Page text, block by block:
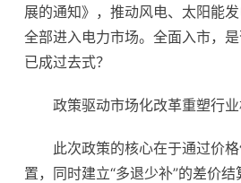
展的通知》，推动风电、太阳能
全部进入电力市场。 全面入市，
已成过去式？
政策驱动市场化改革重塑行
此次政策的核心在于通过价
置，同时建立“多退少补”的差价